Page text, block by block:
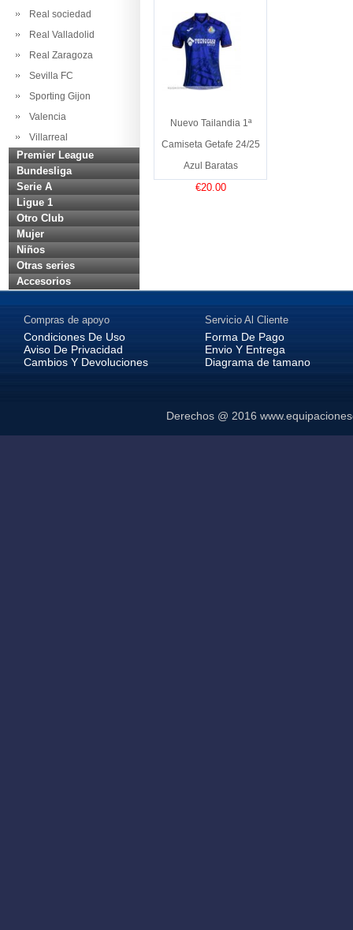
Real sociedad
Real Valladolid
Real Zaragoza
Sevilla FC
Sporting Gijon
Valencia
Villarreal
Premier League
Bundesliga
Serie A
Ligue 1
Otro Club
Mujer
Niños
Otras series
Accesorios
Nuevo Tailandia 1ª
Camiseta Getafe 24/25
Azul Baratas
€20.00
Compras de apoyo
Condiciones De Uso
Aviso De Privacidad
Cambios Y Devoluciones
Servicio Al Cliente
Forma De Pago
Envio Y Entrega
Diagrama de tamano
Derechos @ 2016